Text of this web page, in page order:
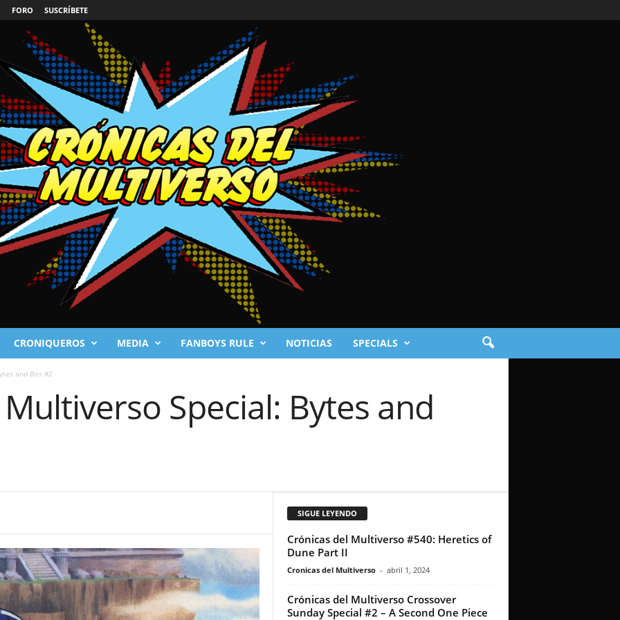
FORO SUSCRÍBETE
CRONIQUEROS MEDIA FANBOYS RULE NOTICIAS SPECIALS
and Bits #2
Special: Bytes and
SIGUE LEYENDO
Crónicas del Multiverso #540: Heretics of
Dune Part II
Cronicas del Multiverso - abril 1, 2024
Crónicas del Multiverso Crossover
Sunday Special #2 – A Second One Piece